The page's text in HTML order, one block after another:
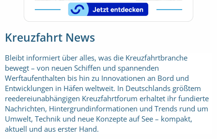
Kreuzfahrt News
Bleibt informiert über alles, was die Kreuzfahrtbranche
bewegt – von neuen Schiffen und spannenden
Werftaufenthalten bis hin zu Innovationen an Bord und
Entwicklungen in Häfen weltweit. In Deutschlands größtem
reedereiunabhängigen Kreuzfahrtforum erhaltet ihr fundierte
Nachrichten, Hintergrundinformationen und Trends rund um
Umwelt, Technik und neue Konzepte auf See – kompakt,
aktuell und aus erster Hand.